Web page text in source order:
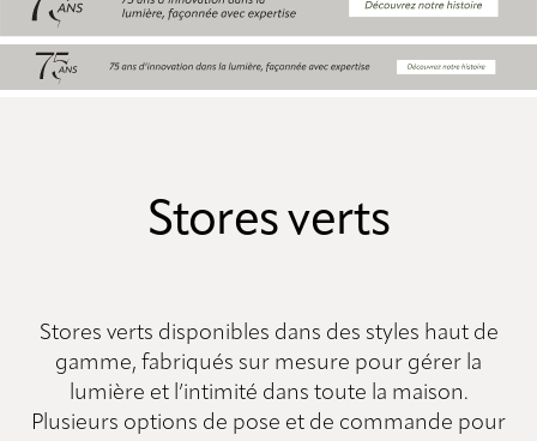
Stores verts
Stores verts disponibles dans des styles haut de
gamme, fabriqués sur mesure pour gérer la
lumière et l’intimité dans toute la maison.
Plusieurs options de pose et de commande pour